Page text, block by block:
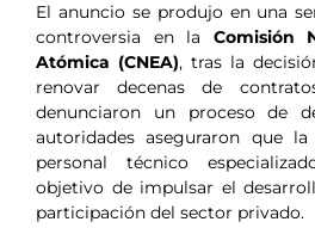
El anuncio se produjo en una
controversia en la Comisión
Atómica (CNEA), tras la
renovar decenas de
denunciaron un proceso de
autoridades aseguraron que
personal técnico
objetivo de impulsar el
participación del sector privado.